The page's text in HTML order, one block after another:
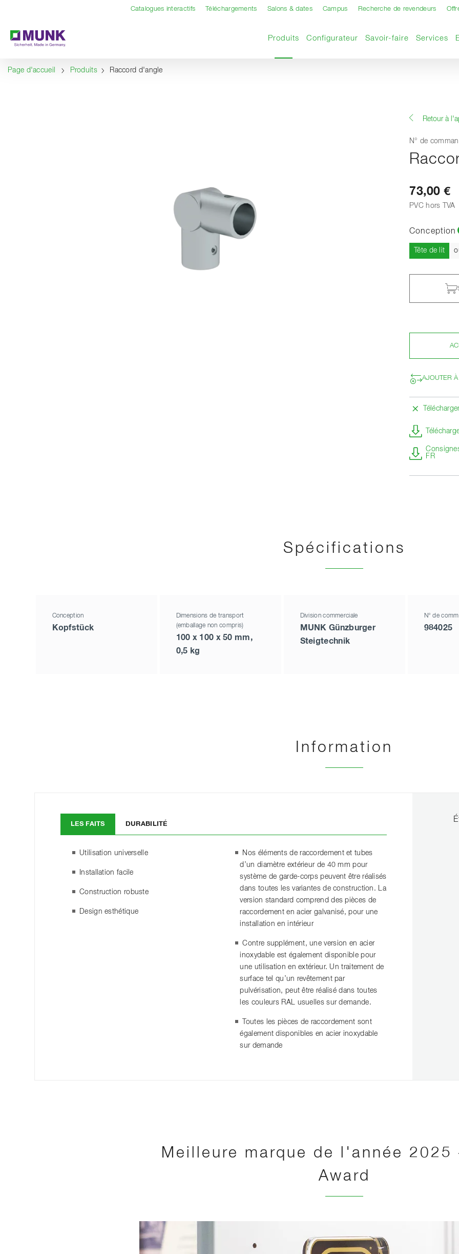
Catalogues interactifs Téléchargements Salons & dates Campus Recherche de revendeurs
ProduitsPage actuelle
Configurateur Savoir-faire Services
Page d'accueil Produits Raccord d'angle
Retour à
N° de
73,00 €
PVC hors TVA
Conception
Tête de lit
AJOUTER
FR
Spécifications
Conception
Kopfstück
Dimensions de transport
(emballage non compris)
100 x 100 x 50 mm,
0,5 kg
Division commerciale
MUNK Günzburger
Steigtechnik
N° de
984025
Information
LES FAITS DURABILITÉ
Utilisation universelle
Installation facile
Construction robuste
Design esthétique
Nos éléments de raccordement et tubes
d’un diamètre extérieur de 40 mm pour
système de garde-corps peuvent être réalisés
dans toutes les variantes de construction. La
version standard comprend des pièces de
raccordement en acier galvanisé, pour une
installation en intérieur
Contre supplément, une version en acier
inoxydable est également disponible pour
une utilisation en extérieur. Un traitement de
surface tel qu’un revêtement par
pulvérisation, peut être réalisé dans toutes
les couleurs RAL usuelles sur demande.
Toutes les pièces de raccordement sont
également disponibles en acier inoxydable
sur demande
Meilleure marque de l'année 2025
Award